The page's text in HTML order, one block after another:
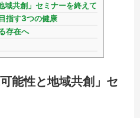
共創」セミナーを終えて
指す3つの健康
存在へ
能性と地域共創」セ